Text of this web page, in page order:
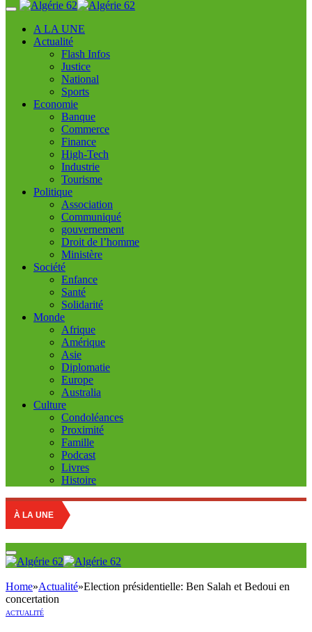
A LA UNE
Actualité
Flash Infos
Justice
National
Sports
Economie
Banque
Commerce
Finance
High-Tech
Industrie
Tourisme
Politique
Association
Communiqué
gouvernement
Droit de l’homme
Ministère
Société
Enfance
Santé
Solidarité
Monde
Afrique
Amérique
Asie
Diplomatie
Europe
Australia
Culture
Condoléances
Proximité
Famille
Podcast
Livres
Histoire
À LA UNE
Home»Actualité»Election présidentielle: Ben Salah et Bedoui en
concertation
ACTUALITÉ